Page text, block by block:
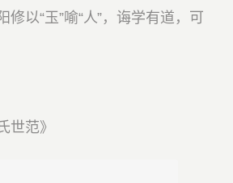
修以“玉”喻“人”，诲学有道，可
世范》